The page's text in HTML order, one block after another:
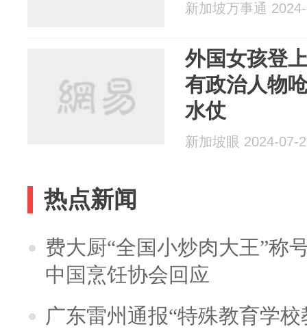
新加坡万事通
外国女孩登
有政治人物
水仗
新加坡眼 2024-07-
热点新闻
费大厨“全国小炒肉大王”称
中国烹饪协会回应
广东雷州通报“特殊教育学